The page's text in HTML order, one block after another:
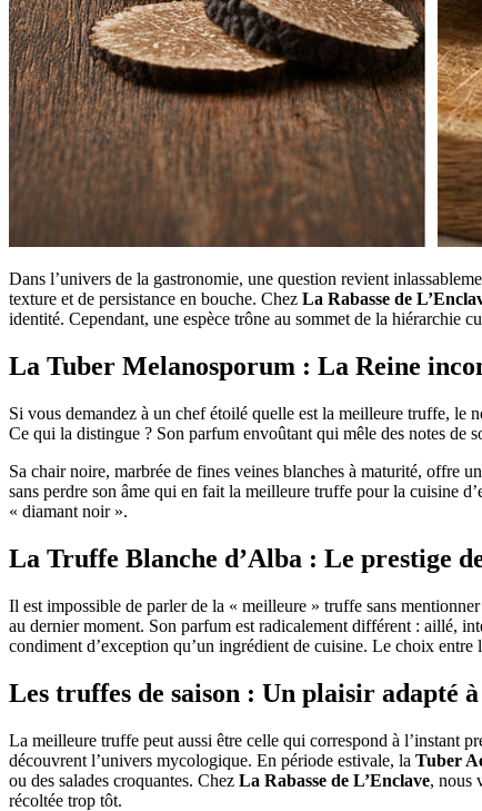
Dans l’univers de la gastronomie, une question revient
texture et de persistance en bouche. Chez La Rabasse de
identité. Cependant, une espèce trône au sommet de la hiérarchie
La Tuber Melanosporum : La Reine
Si vous demandez à un chef étoilé quelle est la meilleure truffe, le
Ce qui la distingue ? Son parfum envoûtant qui mêle des notes de
Sa chair noire, marbrée de fines veines blanches à maturité, offre
sans perdre son âme qui en fait la meilleure truffe pour la cuisine
« diamant noir ».
La Truffe Blanche d’Alba : Le prestige
Il est impossible de parler de la « meilleure » truffe sans mentionner
au dernier moment. Son parfum est radicalement différent : aillé,
condiment d’exception qu’un ingrédient de cuisine. Le choix
Les truffes de saison : Un plaisir adapté
La meilleure truffe peut aussi être celle qui correspond à l’instant
découvrent l’univers mycologique. En période estivale, la Tuber
ou des salades croquantes. Chez La Rabasse de L’Enclave, nous
récoltée trop tôt.